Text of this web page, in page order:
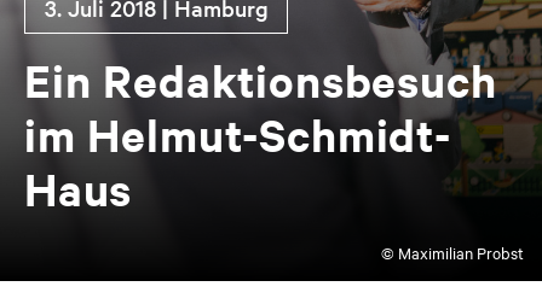
3. Ju­li 2018 | Ham­burg
Ein Re­dak­ti­ons­be­such
im Hel­mut-Schmidt-
Haus
© Maximilian Probst